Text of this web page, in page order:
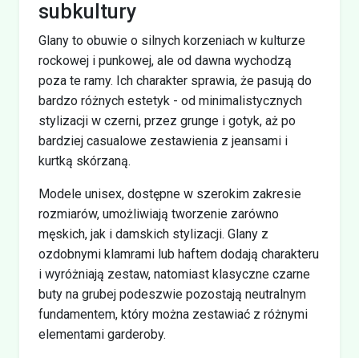
subkultury
Glany to obuwie o silnych korzeniach w kulturze
rockowej i punkowej, ale od dawna wychodzą
poza te ramy. Ich charakter sprawia, że pasują do
bardzo różnych estetyk - od minimalistycznych
stylizacji w czerni, przez grunge i gotyk, aż po
bardziej casualowe zestawienia z jeansami i
kurtką skórzaną.
Modele unisex, dostępne w szerokim zakresie
rozmiarów, umożliwiają tworzenie zarówno
męskich, jak i damskich stylizacji. Glany z
ozdobnymi klamrami lub haftem dodają charakteru
i wyróżniają zestaw, natomiast klasyczne czarne
buty na grubej podeszwie pozostają neutralnym
fundamentem, który można zestawiać z różnymi
elementami garderoby.